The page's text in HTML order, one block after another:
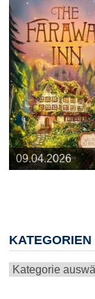
25.03.2026
09.04.2026
20.05.2026
10.06.2026
13.08.2026
KATEGORIEN
Kategorien